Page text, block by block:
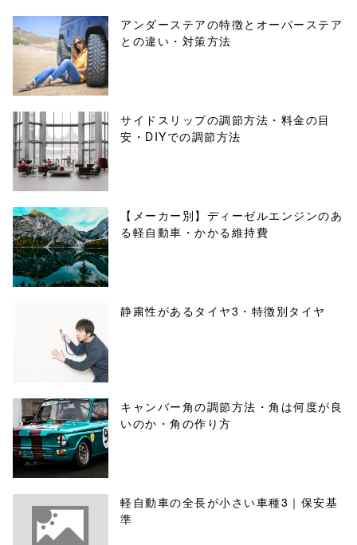
アンダーステアの特徴とオーバーステア
との違い・対策方法
サイドスリップの調節方法・料金の目
安・DIYでの調節方法
【メーカー別】ディーゼルエンジンのあ
る軽自動車・かかる維持費
静粛性があるタイヤ3・特徴別タイヤ
キャンバー角の調節方法・角は何度が良
いのか・角の作り方
軽自動車の全長が小さい車種3｜保安基
準